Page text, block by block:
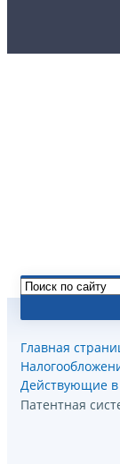
Главная
Действующие
Патентная